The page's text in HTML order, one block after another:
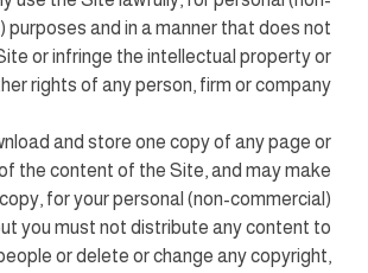
purposes and in a manner that does not
or infringe the intellectual property or
rights of any person, firm or company.
and store one copy of any page or
the content of the Site, and may make
for your personal (non-commercial)
you must not distribute any content to
or delete or change any copyright,